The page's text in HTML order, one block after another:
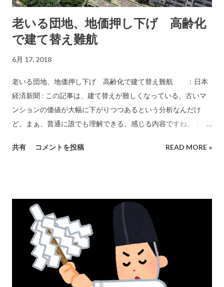
は近隣の住民同士の協力が必要です。普段からご近所の方とあ
いさつを交わし、町内会主催などの防火防災訓練に参加しまし
ょう。 この冊子には書かれていませんが、私が3.11で経験して
間停電になりました。東京は首都ということで概ね電気が通っ
ていました。 停電になると情報遮断ということになります。テ
レビ、電話、ラジオなどはダメですね。 しかし、何よりも大切
なものの一つが「情報」です。 私はノートパソコンとスマホ
(iPhone)を持っていました。ノートパソコンは、たまたま満充
あり、こちらも満充電でした。 スマホやノートパソコンを使え
ましたので、Wi-Fiルーターをパソコンにつないで多くの情報
老いる団地、地価押し下げ 高齢化
で建て替え難航
6月 17, 2018
老いる団地、地価押し下げ 高齢化で建て替え難航 ：日本
経済新聞 : この記事は、建て替えが難しくなっている、古いマ
ンションの価値が大幅に下がりつつあるという分析なんだけ
ど。まぁ、普通に誰でも理解できる、感じる内容ですね。 しか
居したいと感じるような運営をすることだと私は思います。
にどんどん陥ってゆくでしょうね。 高校生以下のこどもがいる
親たちが、住みたいと感じるようなマンションに日々生まれ変
わる努力をしてゆくという運営がなければならないと思いま
す。(老人優遇は、もう十分すぎるくらいやっている。)そうい
う若い壮年世代が住んで便利、快適というマンションに変えて
ゆくということが必要です。そういう発想を持った人たちが運
共有 コメントを投稿 READ MORE »